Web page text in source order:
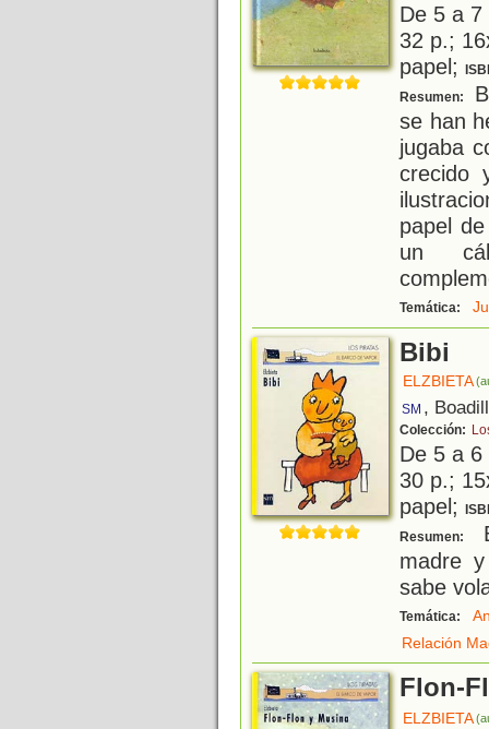
De 5 a
32 p.;
papel;
Resumen:
se han
jugaba
crecido
papel
un
Temática:
Bibi
ELZBIETA
SM ,
Colección:
De 5 a
30 p.;
papel;
Resumen:
madre
sabe
Temática:
Relación
Flon-
ELZBIETA